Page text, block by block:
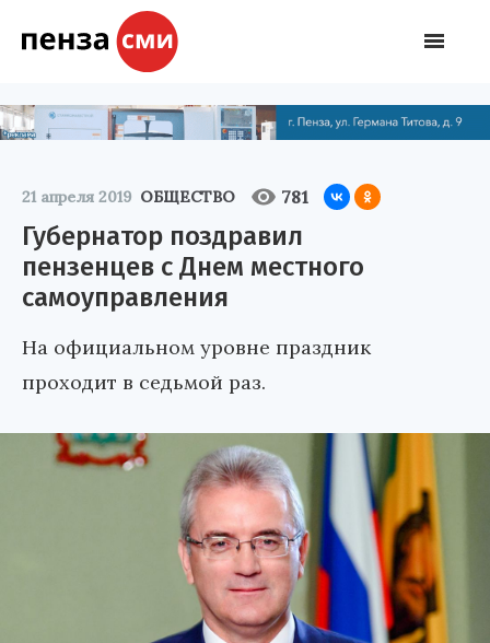
21 апреля 2019 ОБЩЕСТВО 781
Губернатор поздравил
пензенцев с Днем местного
самоуправления
На официальном уровне праздник
проходит в седьмой раз.